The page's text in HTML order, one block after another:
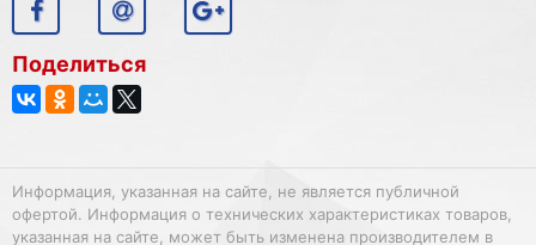
Поделиться
Информация, указанная на сайте, не является публичной
офертой. Информация о технических характеристиках товаров,
указанная на сайте, может быть изменена производителем в